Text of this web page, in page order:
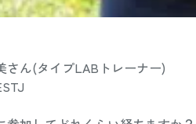
さん(タイプLABトレーナー)